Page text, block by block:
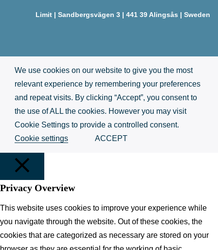
Limit | Sandbergsvägen 3 | 441 39 Alingsås | Sweden
We use cookies on our website to give you the most
relevant experience by remembering your preferences
and repeat visits. By clicking “Accept”, you consent to
the use of ALL the cookies. However you may visit
Cookie Settings to provide a controlled consent.
Cookie settings
ACCEPT
Privacy Overview
This website uses cookies to improve your experience while
you navigate through the website. Out of these cookies, the
cookies that are categorized as necessary are stored on your